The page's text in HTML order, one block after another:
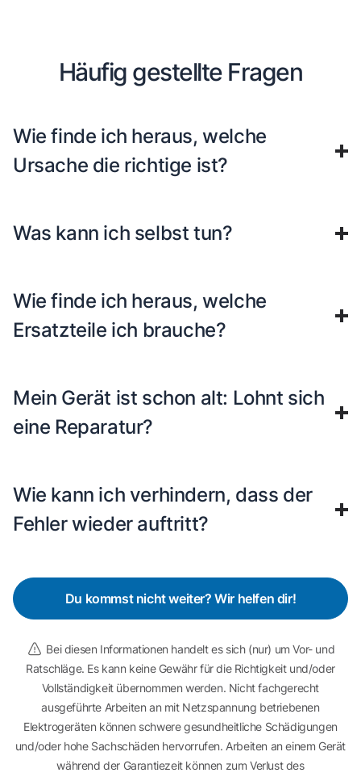
Häufig gestellte Fragen
Wie finde ich heraus, welche
Ursache die richtige ist?
Was kann ich selbst tun?
Wie finde ich heraus, welche
Ersatzteile ich brauche?
Mein Gerät ist schon alt: Lohnt sich
eine Reparatur?
Wie kann ich verhindern, dass der
Fehler wieder auftritt?
Du kommst nicht weiter? Wir helfen dir!
Bei diesen Informationen handelt es sich (nur) um Vor- und
Ratschläge. Es kann keine Gewähr für die Richtigkeit und/oder
Vollständigkeit übernommen werden. Nicht fachgerecht
ausgeführte Arbeiten an mit Netzspannung betriebenen
Elektrogeräten können schwere gesundheitliche Schädigungen
und/oder hohe Sachschäden hervorrufen. Arbeiten an einem Gerät
während der Garantiezeit können zum Verlust des